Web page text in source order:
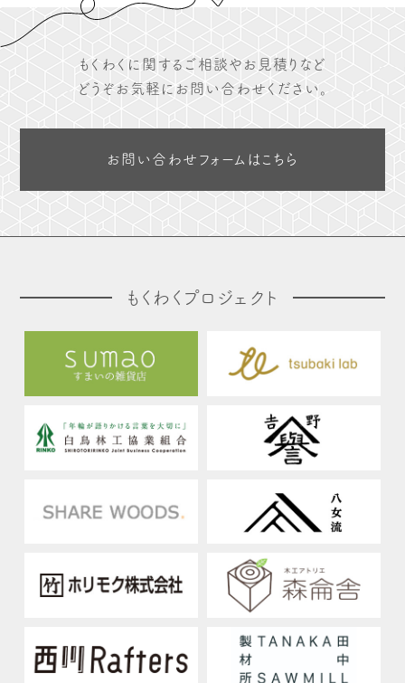
もくわくに関するご相談やお見積りなど
どうぞお気軽にお問い合わせください。
お問い合わせフォームはこちら
もくわくプロジェクト